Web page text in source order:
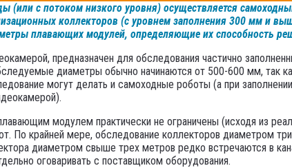
(или с потоком низкого уровня) осуществляется
коллекторов (с уровнем заполнения 300 мм и
плавающих модулей, определяющие их способность
предназначен для обследования частично
диаметры обычно начинаются от 500-600 мм, так
могут делать и самоходные роботы (а при
модулем практически не ограничены (исходя из
По крайней мере, обследование коллекторов диаметром
диаметром свыше трех метров редко встречаются в
оговаривать с поставщиком оборудования.